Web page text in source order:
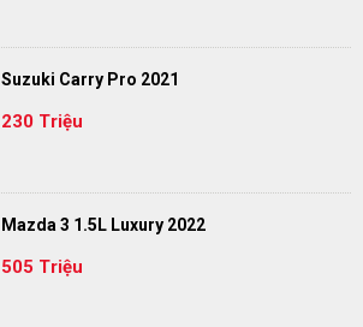
Suzuki Carry Pro 2021
230 Triệu
Mazda 3 1.5L Luxury 2022
505 Triệu